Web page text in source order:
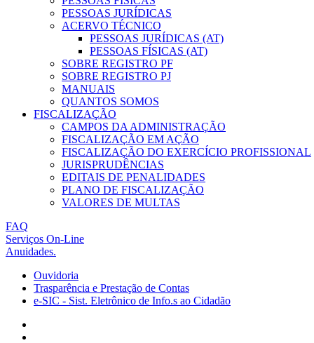
PESSOAS JURÍDICAS
ACERVO TÉCNICO
PESSOAS JURÍDICAS (AT)
PESSOAS FÍSICAS (AT)
SOBRE REGISTRO PF
SOBRE REGISTRO PJ
MANUAIS
QUANTOS SOMOS
FISCALIZAÇÃO
CAMPOS DA ADMINISTRAÇÃO
FISCALIZAÇÃO EM AÇÃO
FISCALIZAÇÃO DO EXERCÍCIO PROFISSIONAL
JURISPRUDÊNCIAS
EDITAIS DE PENALIDADES
PLANO DE FISCALIZAÇÃO
VALORES DE MULTAS
FAQ
Serviços On-Line
Anuidades.
Ouvidoria
Trasparência e Prestação de Contas
e-SIC - Sist. Eletrônico de Info.s ao Cidadão